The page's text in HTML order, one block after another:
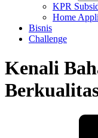
KPR
Home
Bisnis
Challenge
Kenali